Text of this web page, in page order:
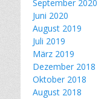
September 2020
Juni 2020
August 2019
Juli 2019
März 2019
Dezember 2018
Oktober 2018
August 2018